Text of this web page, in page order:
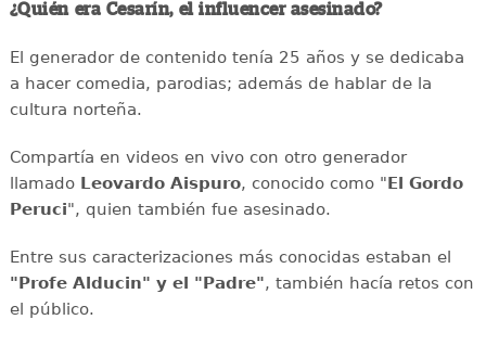
¿Quién era Cesarín, el influencer asesinado?
El generador de contenido tenía 25 años y se dedicaba
a hacer comedia, parodias; además de hablar de la
cultura norteña.
Compartía en videos en vivo con otro generador
llamadoLeovardo Aispuro, conocido como "El Gordo
Peruci", quien también fue asesinado.
Entre sus caracterizaciones más conocidas estaban el
"Profe Alducin" y el "Padre", también hacía retos con
el público.